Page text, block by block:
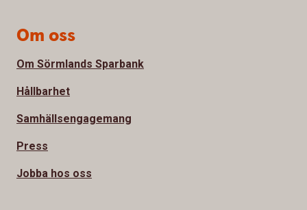
Om oss
Om Sörmlands Sparbank
Hållbarhet
Samhällsengagemang
Press
Jobba hos oss